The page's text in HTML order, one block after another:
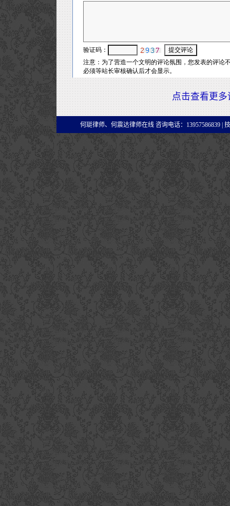
点击查看更多
何珽律师、何震达律师在线 咨询电话：13957586839 |